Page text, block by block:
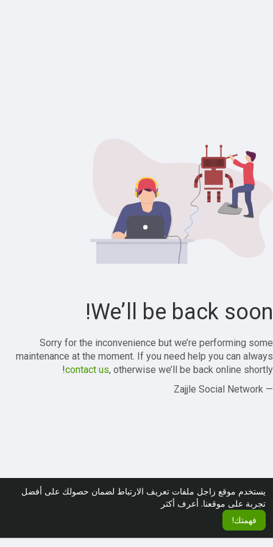
يستخدم موقع زاجل ملفات تعريف الارتباط لضمان حصولك على أفضل
تجربة على موقعنا. أعرف أكثر
فهمتك!
We’ll be back soon!
Sorry for the inconvenience but we’re performing some
maintenance at the moment. If you need help you can always
contact us, otherwise we’ll be back online shortly!
— Zajjle Social Network